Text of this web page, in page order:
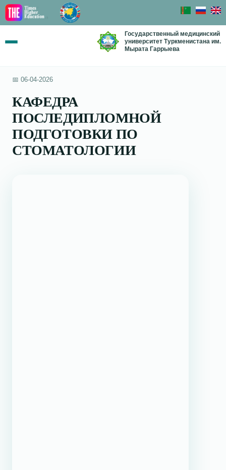
Государственный медицинский
университет Туркменистана им.
Мырата Гаррыева
📅 06-04-2026
КАФЕДРА
ПОСЛЕДИПЛОМНОЙ
ПОДГОТОВКИ ПО
СТОМАТОЛОГИИ